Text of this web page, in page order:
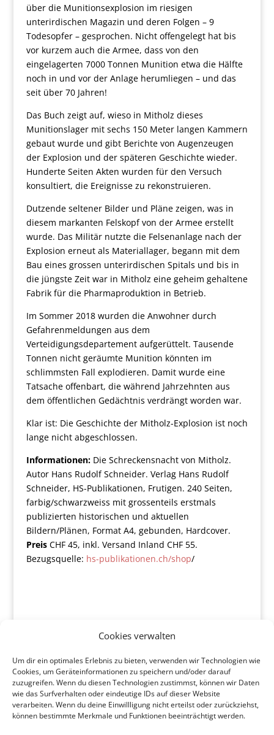
Cookies verwalten
Um dir ein optimales Erlebnis zu bieten, verwenden wir Technologien wie
Cookies, um Geräteinformationen zu speichern und/oder darauf
zuzugreifen. Wenn du diesen Technologien zustimmst, können wir Daten
wie das Surfverhalten oder eindeutige IDs auf dieser Website
verarbeiten. Wenn du deine Einwillligung nicht erteilst oder zurückziehst,
können bestimmte Merkmale und Funktionen beeinträchtigt werden.
über die Munitionsexplosion im riesigen
unterirdischen Magazin und deren Folgen – 9
Todesopfer – gesprochen. Nicht offengelegt hat bis
vor kurzem auch die Armee, dass von den
eingelagerten 7000 Tonnen Munition etwa die Hälfte
noch in und vor der Anlage herumliegen – und das
seit über 70 Jahren!
Das Buch zeigt auf, wieso in Mitholz dieses
Munitionslager mit sechs 150 Meter langen Kammern
gebaut wurde und gibt Berichte von Augenzeugen
der Explosion und der späteren Geschichte wieder.
Hunderte Seiten Akten wurden für den Versuch
konsultiert, die Ereignisse zu rekonstruieren.
Dutzende seltener Bilder und Pläne zeigen, was in
diesem markanten Felskopf von der Armee erstellt
wurde. Das Militär nutzte die Felsenanlage nach der
Explosion erneut als Materiallager, begann mit dem
Bau eines grossen unterirdischen Spitals und bis in
die jüngste Zeit war in Mitholz eine geheim gehaltene
Fabrik für die Pharmaproduktion in Betrieb.
Im Sommer 2018 wurden die Anwohner durch
Gefahrenmeldungen aus dem
Verteidigungsdepartement aufgerüttelt. Tausende
Tonnen nicht geräumte Munition könnten im
schlimmsten Fall explodieren. Damit wurde eine
Tatsache offenbart, die während Jahrzehnten aus
dem öffentlichen Gedächtnis verdrängt worden war.
Klar ist: Die Geschichte der Mitholz-Explosion ist noch
lange nicht abgeschlossen.
Informationen:Die Schreckensnacht von Mitholz.
Autor Hans Rudolf Schneider. Verlag Hans Rudolf
Schneider, HS-Publikationen, Frutigen. 240 Seiten,
farbig/schwarzweiss mit grossenteils erstmals
publizierten historischen und aktuellen
Bildern/Plänen, Format A4, gebunden, Hardcover.
PreisCHF 45, inkl. Versand Inland CHF 55.
Bezugsquelle: hs-publikationen.ch/shop/